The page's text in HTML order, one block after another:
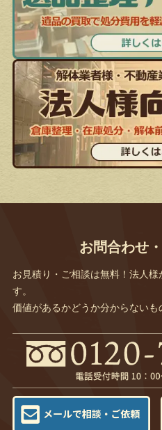
お問合わせ
お見積り・ご相談は無料！法人
す。
価値があるかどうか分からないも